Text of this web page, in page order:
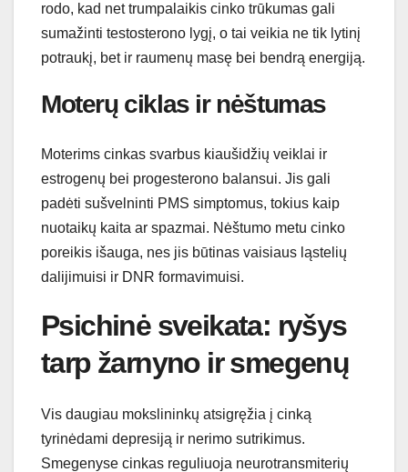
rodo, kad net trumpalaikis cinko trūkumas gali
sumažinti testosterono lygį, o tai veikia ne tik lytinį
potraukį, bet ir raumenų masę bei bendrą energiją.
Moterų ciklas ir nėštumas
Moterims cinkas svarbus kiaušidžių veiklai ir
estrogenų bei progesterono balansui. Jis gali
padėti sušvelninti PMS simptomus, tokius kaip
nuotaikų kaita ar spazmai. Nėštumo metu cinko
poreikis išauga, nes jis būtinas vaisiaus ląstelių
dalijimuisi ir DNR formavimuisi.
Psichinė sveikata: ryšys
tarp žarnyno ir smegenų
Vis daugiau mokslininkų atsigręžia į cinką
tyrinėdami depresiją ir nerimo sutrikimus.
Smegenyse cinkas reguliuoja neurotransmiterių